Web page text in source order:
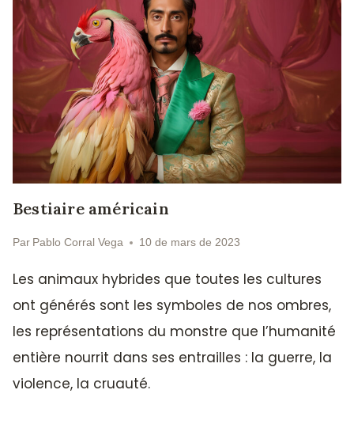
Bestiaire américain
Par Pablo Corral Vega 10 de mars de 2023
Les animaux hybrides que toutes les cultures
ont générés sont les symboles de nos ombres,
les représentations du monstre que l’humanité
entière nourrit dans ses entrailles : la guerre, la
violence, la cruauté.